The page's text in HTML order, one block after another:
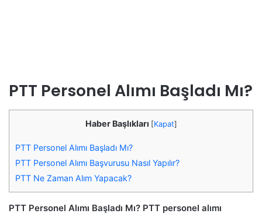
PTT Personel Alımı Başladı Mı?
Haber Başlıkları [Kapat]
PTT Personel Alımı Başladı Mı?
PTT Personel Alımı Başvurusu Nasıl Yapılır?
PTT Ne Zaman Alım Yapacak?
PTT Personel Alımı Başladı Mı? PTT personel alımı